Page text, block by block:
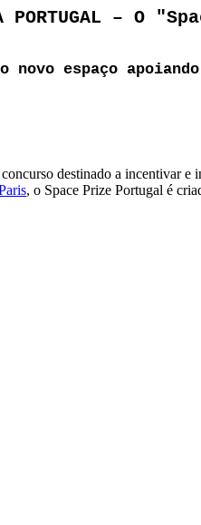
PORTUGAL – O
espaço apoiando
destinado a incentivar e
, o Space Prize Portugal é